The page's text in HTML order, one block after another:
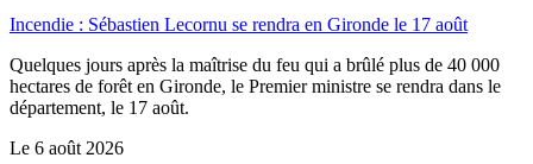
Incendie : Sébastien Lecornu se rendra en Gironde le 17 août
Quelques jours après la maîtrise du feu qui a brûlé plus de 40 000
hectares de forêt en Gironde, le Premier ministre se rendra dans le
département, le 17 août.
Le 6 août 2026